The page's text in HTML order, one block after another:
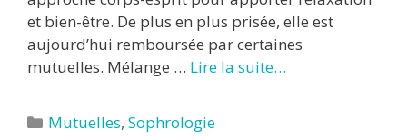
et bien-être. De plus en plus prisée, elle est
aujourd’hui remboursée par certaines
mutuelles. Mélange … Lire la suite…
Catégories
Mutuelles,Sophrologie